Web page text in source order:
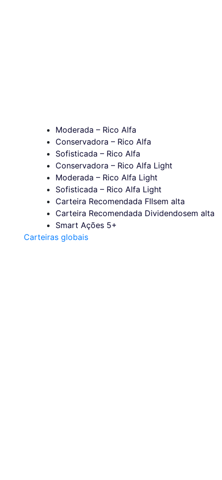
Moderada – Rico Alfa
Conservadora – Rico Alfa
Sofisticada – Rico Alfa
Conservadora – Rico Alfa Light
Moderada – Rico Alfa Light
Sofisticada – Rico Alfa Light
Carteira Recomendada FIIsem alta
Carteira Recomendada Dividendosem alta
Smart Ações 5+
Carteiras globais